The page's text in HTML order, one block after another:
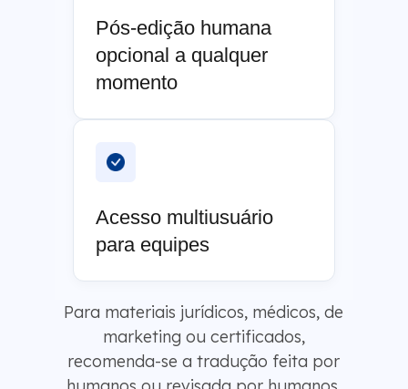
Pós-edição humana
opcional a qualquer
momento
Acesso multiusuário
para equipes
Para materiais jurídicos, médicos, de
marketing ou certificados,
recomenda-se a tradução feita por